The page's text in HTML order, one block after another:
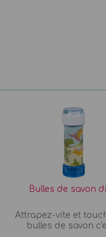
Bulles de savon
Attrapez-vite et
bulles de savon